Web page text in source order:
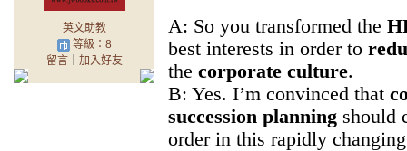
英文助教
等級：8
留言｜ 加入好友
A: So you transformed the
best interests in order to
the corporate culture.
B: Yes. I’m convinced that
succession planning should
order in this rapidly